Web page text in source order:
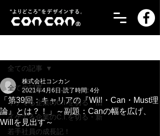
全ての記事
イケてる企業のC.I.を切る・旧
イケてる企業のC.I.を切る・新
若手社員の成長記！
全ての記事
「第39回：キャリアの『Will・Can・Must理
論』とは？！」～副題：Canの幅を広げ、
Willを見出す～
株式会社コンカン
2021年4月6日 読了時間: 4分